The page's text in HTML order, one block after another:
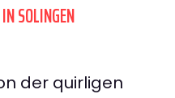
SOLINGEN
der quirligen